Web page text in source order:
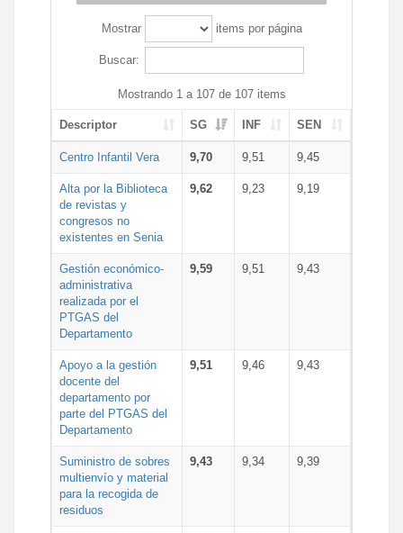
Mostrar items por página
Buscar:
Mostrando 1 a 107 de 107 items
Descriptor SG INF SEN
Centro Infantil Vera 9,70 9,51 9,45
Alta por la Biblioteca
de revistas y
congresos no
existentes en Senia
9,62 9,23 9,19
Gestión económico-
administrativa
realizada por el
PTGAS del
Departamento
9,59 9,51 9,43
Apoyo a la gestión
docente del
departamento por
parte del PTGAS del
Departamento
9,51 9,46 9,43
Suministro de sobres
multienvío y material
para la recogida de
residuos
9,43 9,34 9,39